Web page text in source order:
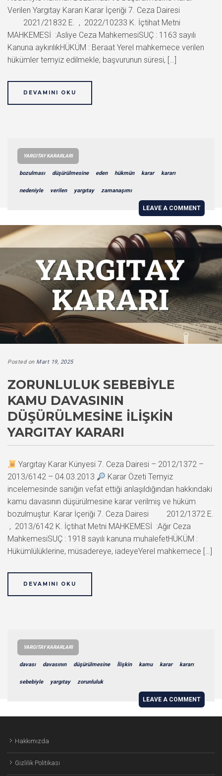
Verilen Yargıtay Kararı Karar İçeriği 7. Ceza Dairesi
2021/21832 E. , 2022/10233 K. İçtihat Metni
MAHKEMESİ :Asliye Ceza MahkemesiSUÇ : 1163 sayılı
Kanuna aykırılıkHÜKÜM : Beraat Yerel mahkemece verilen
hükümler temyiz edilmekle; başvurunun süresi, […]
DEVAMINI OKU
YARGITAY KARARLARI
bozulması düşürülmesine eden hükmün karar kararı
nedeniyle verilen yargıtay zamanaşımı
LEAVE A COMMENT
Posted on Mart 19, 2025
ZORUNLULUK SEBEBIYLE
KAMU DAVASININ
DÜŞÜRÜLMESINE İLIŞKIN
YARGITAY KARARI
Yargıtay Karar Künyesi 7. Ceza Dairesi – 2012/1372 –
2013/6142 – 04.03.2013
Karar Özeti Temyiz
incelemesinde sanığın vefat ettiği anlaşıldığından hakkındaki
kamu davasının düşürülmesine karar verilmiş ve hüküm
bozulmuştur. Karar İçeriği 7. Ceza Dairesi 2012/1372 E.
, 2013/6142 K. İçtihat Metni MAHKEMESİ :Ağır Ceza
MahkemesiSUÇ : 1918 sayılı kanuna muhalefetHÜKÜM :
Hükümlülüklerine, müsadereye, iadeyeYerel mahkemece […]
DEVAMINI OKU
YARGITAY KARARLARI
davası davasının düşürülmesine İlişkin kamu karar kararı
sebebiyle yargıtay zorunluluk
LEAVE A COMMENT
Hakkımızda
Gizlilik Politikası